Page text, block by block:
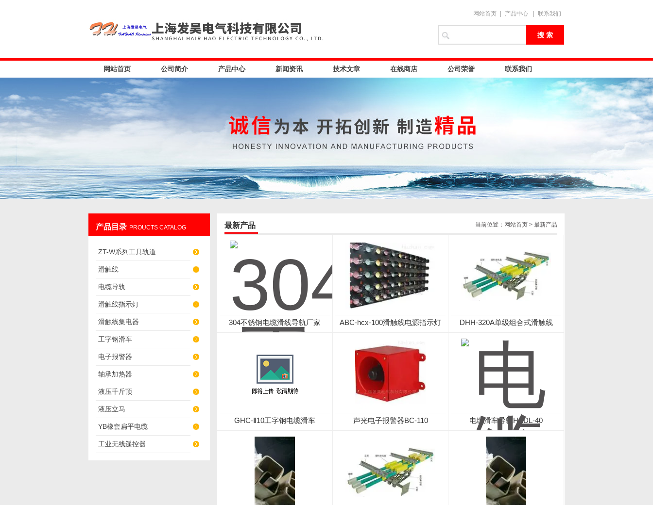
网站首页 产品中心 联系我们
网站首页 公司简介 产品中心 新闻资讯 技术文章 在线商店 公司荣誉 联系我们
产品目录 PROUCTS CATALOG
ZT-W系列工具轨道
滑触线
电缆导轨
滑触线指示灯
滑触线集电器
工字钢滑车
电子报警器
轴承加热器
液压千斤顶
液压立马
YB橡套扁平电缆
工业无线遥控器
当前位置： 网站首页 > 最新产品
最新产品
304不锈钢电缆滑线导轨厂家 ABC-hcx-100滑触线电源指示灯 DHH-320A单级组合式滑触线
GHC-Ⅱ10工字钢电缆滑车 声光电子报警器BC-110 电缆滑车导轨HXDL-40